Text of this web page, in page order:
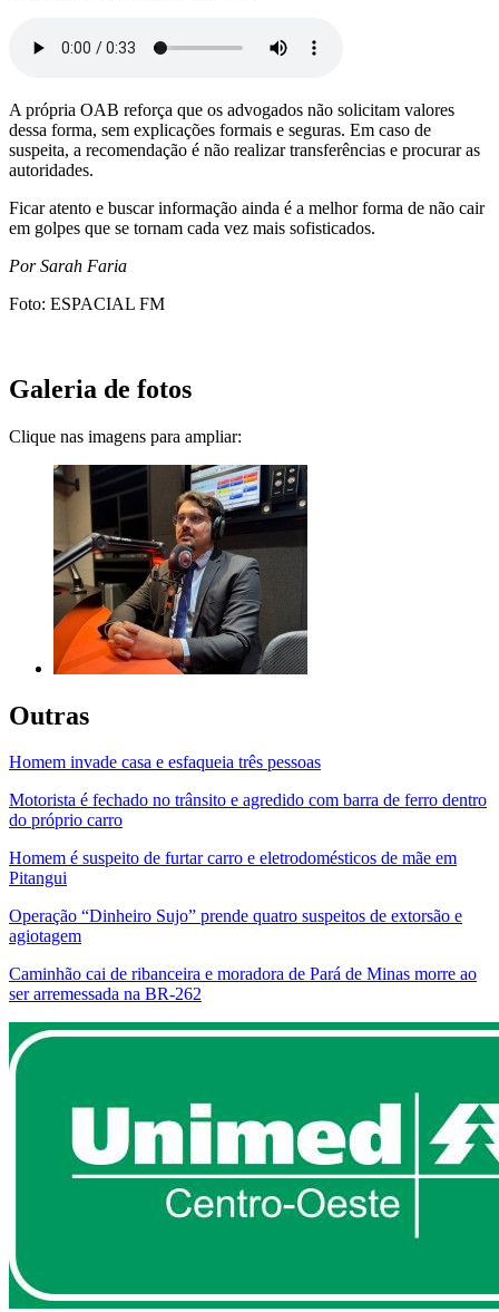
A própria OAB reforça que os advogados não solicitam valores
dessa forma, sem explicações formais e seguras. Em caso de
suspeita, a recomendação é não realizar transferências e procurar as
autoridades.
Ficar atento e buscar informação ainda é a melhor forma de não cair
em golpes que se tornam cada vez mais sofisticados.
Por Sarah Faria
Foto: ESPACIAL FM
Galeria de fotos
Clique nas imagens para ampliar:
Outras
Homem invade casa e esfaqueia três pessoas
Motorista é fechado no trânsito e agredido com barra de ferro dentro
do próprio carro
Homem é suspeito de furtar carro e eletrodomésticos de mãe em
Pitangui
Operação “Dinheiro Sujo” prende quatro suspeitos de extorsão e
agiotagem
Caminhão cai de ribanceira e moradora de Pará de Minas morre ao
ser arremessada na BR-262